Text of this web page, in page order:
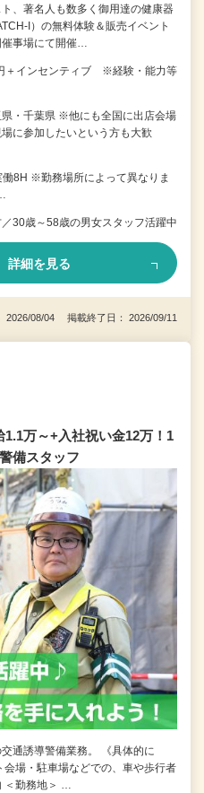
、著名人も数多く御用達の健康器
I）の無料体験＆販売イベント
催事場にて開催…
＋インセンティブ ※経験・能力等
・千葉県 ※他にも全国に出店会場
に参加したいという方も大歓
8H ※勤務場所によって異なりま
30歳～58歳の男女スタッフ活躍中
詳細を見る
2026/08/04 掲載終了日： 2026/09/11
万～+入社祝い金12万！1
備スタッフ
通誘導警備業務。 《具体的に
場・駐車場などでの、車や歩行者
＜勤務地＞ …